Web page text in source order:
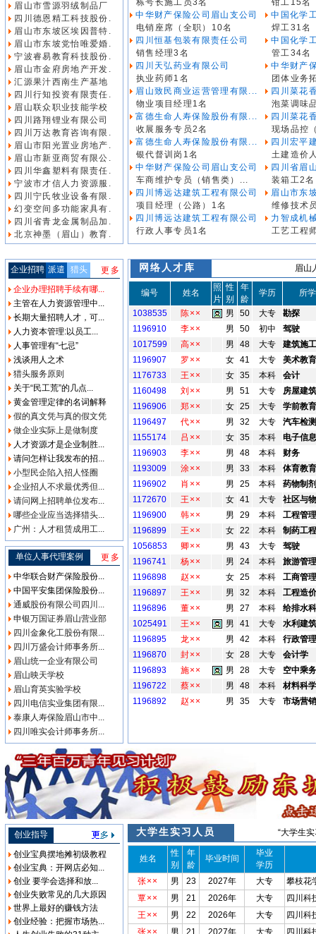
眉山市雪源羽绒制品厂
四川德恩精工科技股份.
眉山市东坡区埃因普特.
眉山市东坡党怡唯爱婚.
宁波睿易教育科技股份.
眉山市金府房地产开发.
汇源果汁西南生产基地
四川行知投资有限责任.
眉山联众职业技能学校
四川路翔锂业有限公司
四川万达教育咨询有限.
眉山市阳光置业房地产.
眉山市新亚商贸有限公.
四川华鑫塑料有限责任.
宁波市才信人力资源服.
四川宁氏牧业设备有限.
幻变空间多功能家具有.
四川省青龙金属制品加.
北京神墨（眉山）教育.
栋号长施工员3名
中华财产保险公司眉山支公司
电销座席（全职）10名
四川恒基包装有限责任公司
销售经理3名
四川天弘药业有限公司
执业药师1名
眉山致民商业运营管理有限...
物业项目经理1名
富德生命人寿保险股份有限...
收展服务专员2名
富德生命人寿保险股份有限...
银代督训岗1名
中华财产保险公司眉山支公司
车商维护专员（销售类）...
四川博远达建筑工程有限公司
项目经理（公路）1名
四川博远达建筑工程有限公司
行政人事专员1名
钳工15名
中国化学
焊工31名
中国化学
管工34名
中华财产
团体业务
四川菜花
泡菜调味
四川菜花
现场品控
四川宏平
土建造价
四川省眉
装箱工2名
眉山市东
维修技术
力智成机
工艺工程
企业招聘 派遣 猎头
更多
企业办理招聘手续有哪...
主管在人力资源管理中...
长期大量招聘人才，可...
人力资本管理:以员工...
人事管理有“七忌”
浅谈用人之术
猎头服务原则
关于“民工荒”的几点...
黄金管理定律的名词解释
假的真文凭与真的假文凭
做企业实际上是做制度
人才资源才是企业制胜...
请问怎样让我发布的招...
小型民企陷入招人怪圈
企业招人不求最优秀但...
请问网上招聘单位发布...
哪些企业应当选择猎头...
广州：人才租赁成用工...
单位人事代理案例
更多
中华联合财产保险股份...
中国平安集团保险股份...
通威股份有限公司四川...
申银万国证券眉山营业部
四川金象化工股份有限...
四川万盛会计师事务所...
眉山统一企业有限公司
眉山映天学校
眉山育英实验学校
四川电信实业集团有限...
泰康人寿保险眉山市中...
四川唯实会计师事务所...
网络人才库 眉山
编号 姓名
照
片
性
别
年
龄
学历 所
1038535 陈×× 男 50 大专
勘探
1196910
李×× 男 50 初中
驾驶
1017599
高×× 男 48 大专
建筑施
1196907
罗×× 女 41 大专
美术教育
1176733
王×× 女 35 本科
会计
1160498
刘×× 男 51 大专
房屋建筑
1196906
郑×× 女 25 大专
学前教育
1196497
代×× 男 32 大专
汽车检
1155174
吕×× 女 35 本科
电子信
1196903
李×× 男 48 本科
财务
1193009
涂×× 男 33 本科
体育教育
1196902
肖×× 男 25 本科
药物制剂
1172670
王×× 女 41 大专
社区与
1196900
韩×× 男 29 本科
工程管理
1196899
王×× 女 22 本科
制药工程
1056853
卿×× 男 43 大专
驾驶
1196741
杨×× 男 24 本科
旅游管理
1196898
赵×× 女 25 本科
工商管理
1196897
王×× 男 32 本科
工程造价
1196896
董×× 男 27 本科
给排水
1025491
王×× 男 41 大专
水利建
1196895
龙×× 男 42 本科
行政管理
1196870
封×× 女 28 大专
会计学
1196893
施×× 男 28 大专
空中乘务
1196722
蔡×× 男 48 本科
材料科
1196892
赵×× 男 35 大专 市场营销
创业指导
创业宝典摆地摊初级教程
创业宝典：开网店必知...
创业 要学会选择和放...
创业失败常见的几大原因
世界上最好的赚钱方法
创业经验：把握市场热...
大学生实习人员 “大学生
姓名
性
别
年
龄
毕业时间
毕业
学历
张××
男 23 2027年 大专
攀枝花
覃××
男 21 2026年 大专
四川科
王××
男 22 2026年 大专
四川科
张××
男 21 2027年 大专 四川科